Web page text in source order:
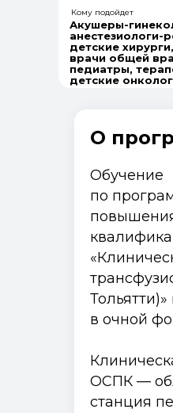
Акушеры-
анестезиологи-
детские
врачи общей
педиатры,
детские
Кому подойдет
О
Обучение
по
в очной
ОСПК —
станция